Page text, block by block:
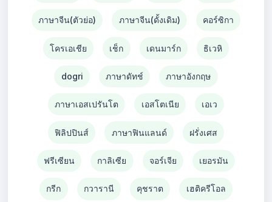
ภาษาจีน(ตัวย่อ) ภาษาจีน(ดั้งเดิม) คอร์ซิกา
โครเอเชีย เช็ก เดนมาร์ก ธิเวหิ
dogri ภาษาดัทช์ ภาษาอังกฤษ
ภาษาเอสเปรันโต เอสโตเนีย เอเว
ฟิลิปปินส์ ภาษาฟินแลนด์ ฝรั่งเศส
ฟรีเซียน กาลิเซีย จอร์เจีย เยอรมัน
กรีก กวารานี คุชราต เฮติครีโอล